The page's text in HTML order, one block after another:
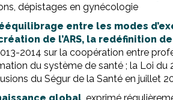
dépistages en gynécologie
entre les modes
de l’ARS, la redéfinition de
2014 sur la coopération entre
du système de santé ; la Loi
du Ségur de la Santé en juillet